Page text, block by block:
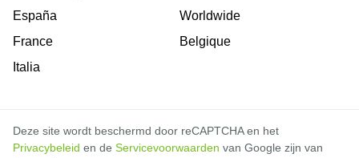
España
France
Italia
Worldwide
Belgique
Deze site wordt beschermd door reCAPTCHA en het
Privacybeleid en de Servicevoorwaarden van Google zijn van